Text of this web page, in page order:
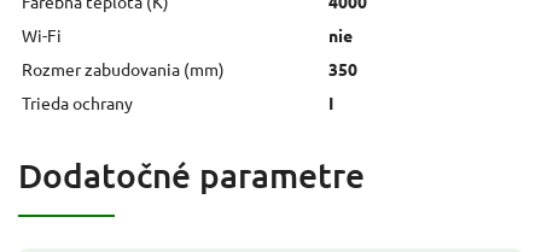
Wi-Fi
nie
Rozmer zabudovania (mm)
350
Trieda ochrany
I
Dodatočné parametre